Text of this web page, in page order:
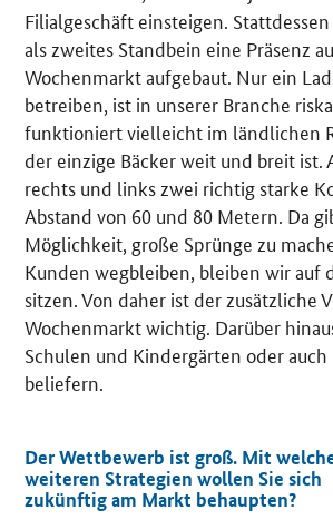
Filialgeschäft einsteigen.
als zweites Standbein eine Präsenz
Wochenmarkt aufgebaut. Nur ein
betreiben, ist in unserer Branche
funktioniert vielleicht im ländlichen
der einzige Bäcker weit und breit ist.
rechts und links zwei richtig starke
Abstand von 60 und 80 Metern. Da
Möglichkeit, große Sprünge zu
Kunden wegbleiben, bleiben wir auf
sitzen. Von daher ist der zusätzliche
Wochenmarkt wichtig. Darüber
Schulen und Kindergärten oder
beliefern.
Der Wettbewerb ist groß. Mit
weiteren Strategien wollen Sie sich
zukünftig am Markt behaupten?